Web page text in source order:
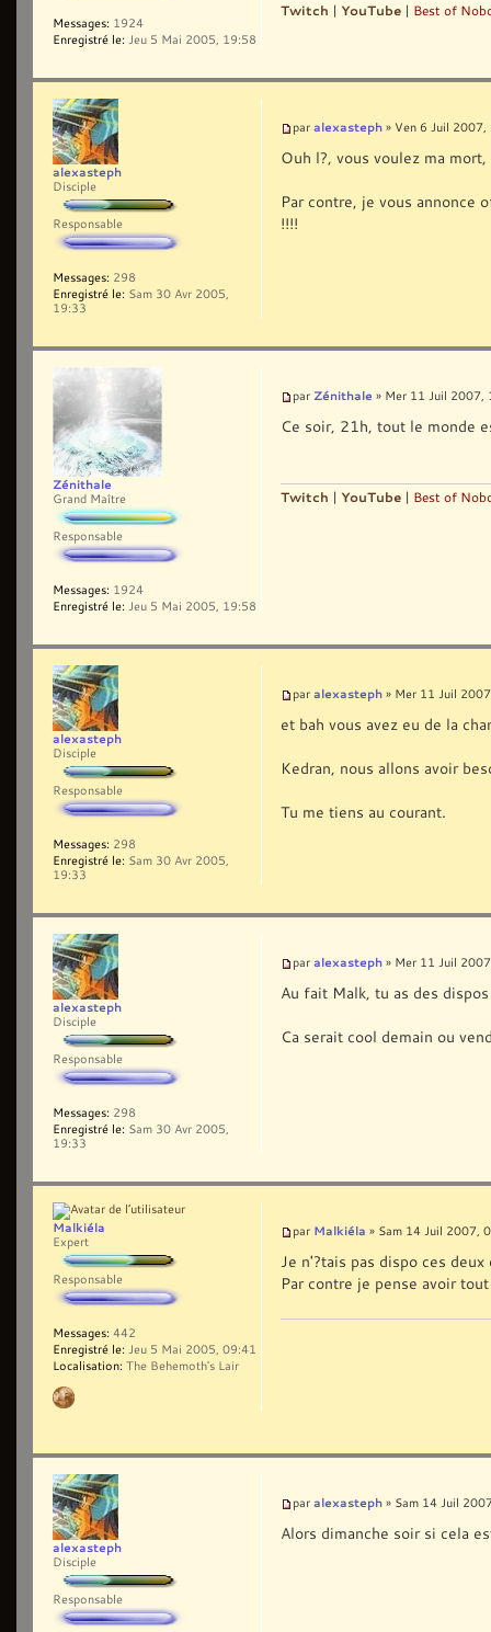
Twitch | YouTube | Best of
Messages: 1924
Enregistré le: Jeu 5 Mai 2005, 19:58
par alexasteph » Ven 6 Juil
Ouh l?, vous voulez ma
Par contre, je vous annonce
!!!!
alexasteph
Disciple
Responsable
Messages: 298
Enregistré le: Sam 30 Avr 2005,
19:33
par Zénithale » Mer 11 Juil 2007,
Ce soir, 21h, tout le monde
Twitch | YouTube | Best of
Zénithale
Grand Maître
Responsable
Messages: 1924
Enregistré le: Jeu 5 Mai 2005, 19:58
par alexasteph » Mer 11 Juil
et bah vous avez eu de la
Kedran, nous allons avoir
Tu me tiens au courant.
alexasteph
Disciple
Responsable
Messages: 298
Enregistré le: Sam 30 Avr 2005,
19:33
par alexasteph » Mer 11 Juil
Au fait Malk, tu as des
Ca serait cool demain ou
alexasteph
Disciple
Responsable
Messages: 298
Enregistré le: Sam 30 Avr 2005,
19:33
par Malkiéla » Sam 14 Juil 2007,
Je n'?tais pas dispo ces
Par contre je pense avoir
Malkiéla
Expert
Responsable
Messages: 442
Enregistré le: Jeu 5 Mai 2005, 09:41
Localisation: The Behemoth's Lair
par alexasteph » Sam 14 Juil
Alors dimanche soir si cela
alexasteph
Disciple
Responsable